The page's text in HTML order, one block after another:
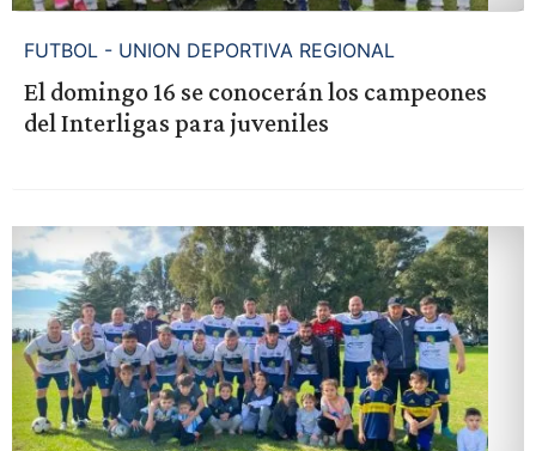
FUTBOL - UNION DEPORTIVA REGIONAL
El domingo 16 se conocerán los campeones
del Interligas para juveniles